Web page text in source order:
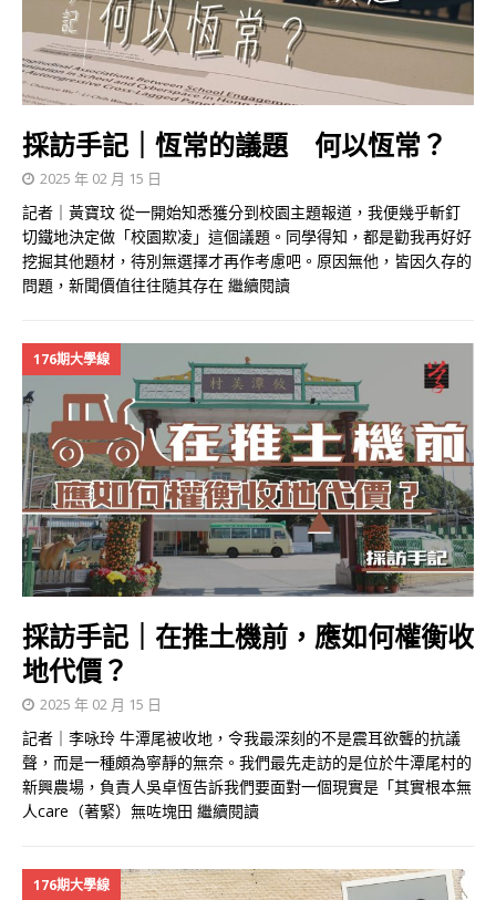
採訪手記｜恆常的議題 何以恆常？
2025 年 02 月 15 日
記者｜黃寶玟 從一開始知悉獲分到校園主題報道，我便幾乎斬釘
切鐵地決定做「校園欺凌」這個議題。同學得知，都是勸我再好好
挖掘其他題材，待別無選擇才再作考慮吧。原因無他，皆因久存的
問題，新聞價值往往隨其存在 繼續閱讀
176期大學線
採訪手記｜在推土機前，應如何權衡收
地代價？
2025 年 02 月 15 日
記者｜李咏玲 牛潭尾被收地，令我最深刻的不是震耳欲聾的抗議
聲，而是一種頗為寧靜的無奈。我們最先走訪的是位於牛潭尾村的
新興農場，負責人吳卓恆告訴我們要面對一個現實是「其實根本無
人care（著緊）無咗塊田 繼續閱讀
176期大學線